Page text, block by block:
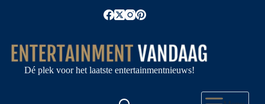
Dé plek voor het laatste entertainmentnieuws!